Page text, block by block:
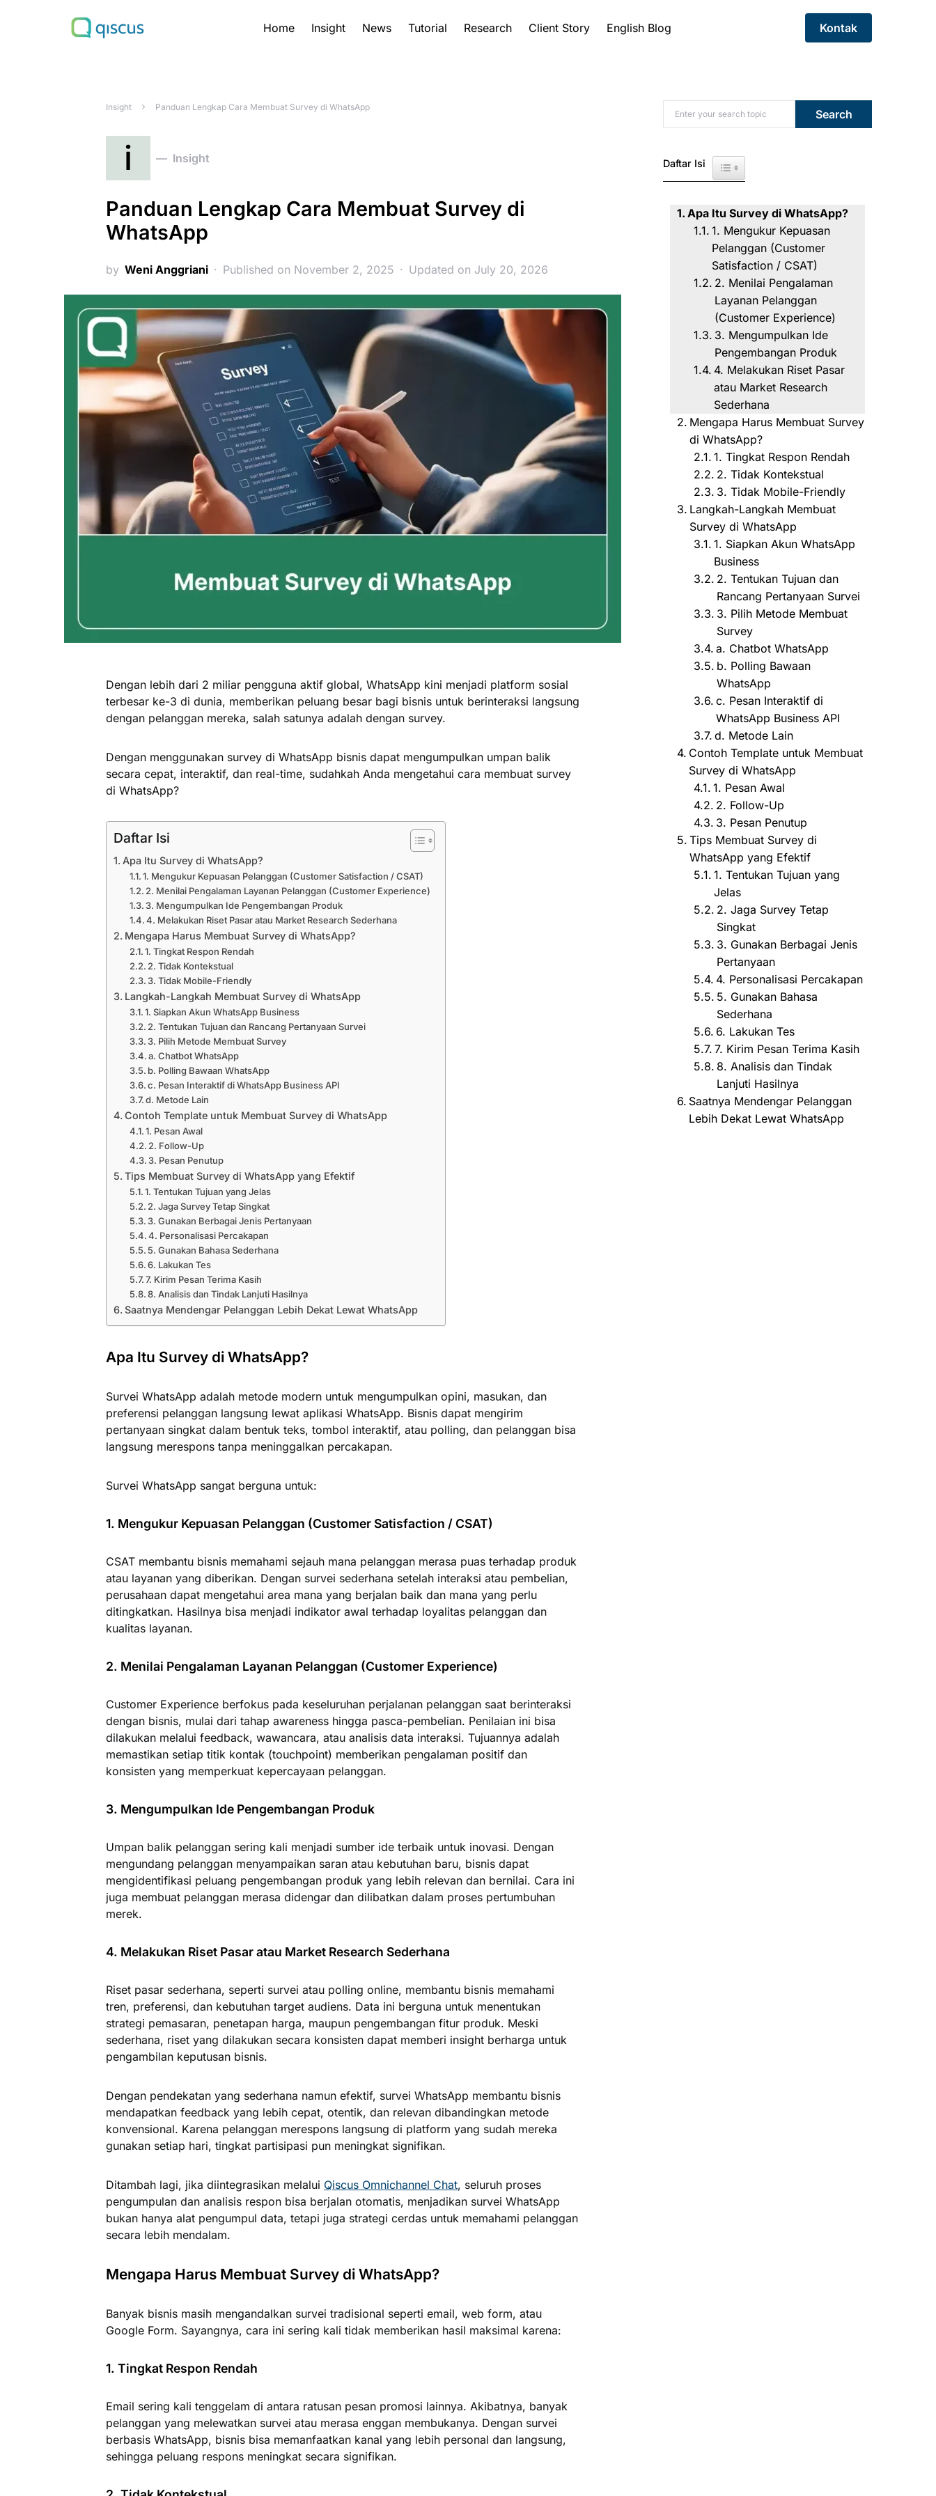
Home Insight News Tutorial Research Client Story English Blog
Kontak
Search for:
Insight Panduan Lengkap Cara Membuat Survey di WhatsApp
i Insight
Panduan Lengkap Cara Membuat Survey di
WhatsApp
by Weni Anggriani Published on November 2, 2025 Updated on July 20, 2026
Dengan lebih dari 2 miliar pengguna aktif global, WhatsApp kini menjadi platform sosial
terbesar ke-3 di dunia, memberikan peluang besar bagi bisnis untuk berinteraksi langsung
dengan pelanggan mereka, salah satunya adalah dengan survey.
Dengan menggunakan survey di WhatsApp bisnis dapat mengumpulkan umpan balik
secara cepat, interaktif, dan real-time, sudahkah Anda mengetahui cara membuat survey
di WhatsApp?
Daftar Isi
Apa Itu Survey di WhatsApp?
1. Mengukur Kepuasan Pelanggan (Customer Satisfaction / CSAT)
2. Menilai Pengalaman Layanan Pelanggan (Customer Experience)
3. Mengumpulkan Ide Pengembangan Produk
4. Melakukan Riset Pasar atau Market Research Sederhana
Mengapa Harus Membuat Survey di WhatsApp?
1. Tingkat Respon Rendah
2. Tidak Kontekstual
3. Tidak Mobile-Friendly
Langkah-Langkah Membuat Survey di WhatsApp
1. Siapkan Akun WhatsApp Business
2. Tentukan Tujuan dan Rancang Pertanyaan Survei
3. Pilih Metode Membuat Survey
a. Chatbot WhatsApp
b. Polling Bawaan WhatsApp
c. Pesan Interaktif di WhatsApp Business API
d. Metode Lain
Contoh Template untuk Membuat Survey di WhatsApp
1. Pesan Awal
2. Follow-Up
3. Pesan Penutup
Tips Membuat Survey di WhatsApp yang Efektif
1. Tentukan Tujuan yang Jelas
2. Jaga Survey Tetap Singkat
3. Gunakan Berbagai Jenis Pertanyaan
4. Personalisasi Percakapan
5. Gunakan Bahasa Sederhana
6. Lakukan Tes
7. Kirim Pesan Terima Kasih
8. Analisis dan Tindak Lanjuti Hasilnya
Saatnya Mendengar Pelanggan Lebih Dekat Lewat WhatsApp
Apa Itu Survey di WhatsApp?
Survei WhatsApp adalah metode modern untuk mengumpulkan opini, masukan, dan
preferensi pelanggan langsung lewat aplikasi WhatsApp. Bisnis dapat mengirim
pertanyaan singkat dalam bentuk teks, tombol interaktif, atau polling, dan pelanggan bisa
langsung merespons tanpa meninggalkan percakapan.
Survei WhatsApp sangat berguna untuk:
1. Mengukur Kepuasan Pelanggan (Customer Satisfaction / CSAT)
CSAT membantu bisnis memahami sejauh mana pelanggan merasa puas terhadap produk
atau layanan yang diberikan. Dengan survei sederhana setelah interaksi atau pembelian,
perusahaan dapat mengetahui area mana yang berjalan baik dan mana yang perlu
ditingkatkan. Hasilnya bisa menjadi indikator awal terhadap loyalitas pelanggan dan
kualitas layanan.
2. Menilai Pengalaman Layanan Pelanggan (Customer Experience)
Customer Experience berfokus pada keseluruhan perjalanan pelanggan saat berinteraksi
dengan bisnis, mulai dari tahap awareness hingga pasca-pembelian. Penilaian ini bisa
dilakukan melalui feedback, wawancara, atau analisis data interaksi. Tujuannya adalah
memastikan setiap titik kontak (touchpoint) memberikan pengalaman positif dan
konsisten yang memperkuat kepercayaan pelanggan.
3. Mengumpulkan Ide Pengembangan Produk
Umpan balik pelanggan sering kali menjadi sumber ide terbaik untuk inovasi. Dengan
mengundang pelanggan menyampaikan saran atau kebutuhan baru, bisnis dapat
mengidentifikasi peluang pengembangan produk yang lebih relevan dan bernilai. Cara ini
juga membuat pelanggan merasa didengar dan dilibatkan dalam proses pertumbuhan
merek.
4. Melakukan Riset Pasar atau Market Research Sederhana
Riset pasar sederhana, seperti survei atau polling online, membantu bisnis memahami
tren, preferensi, dan kebutuhan target audiens. Data ini berguna untuk menentukan
strategi pemasaran, penetapan harga, maupun pengembangan fitur produk. Meski
sederhana, riset yang dilakukan secara konsisten dapat memberi insight berharga untuk
pengambilan keputusan bisnis.
Dengan pendekatan yang sederhana namun efektif, survei WhatsApp membantu bisnis
mendapatkan feedback yang lebih cepat, otentik, dan relevan dibandingkan metode
konvensional. Karena pelanggan merespons langsung di platform yang sudah mereka
gunakan setiap hari, tingkat partisipasi pun meningkat signifikan.
Ditambah lagi, jika diintegrasikan melalui Qiscus Omnichannel Chat, seluruh proses
pengumpulan dan analisis respon bisa berjalan otomatis, menjadikan survei WhatsApp
bukan hanya alat pengumpul data, tetapi juga strategi cerdas untuk memahami pelanggan
secara lebih mendalam.
Mengapa Harus Membuat Survey di WhatsApp?
Banyak bisnis masih mengandalkan survei tradisional seperti email, web form, atau
Google Form. Sayangnya, cara ini sering kali tidak memberikan hasil maksimal karena:
1. Tingkat Respon Rendah
Email sering kali tenggelam di antara ratusan pesan promosi lainnya. Akibatnya, banyak
pelanggan yang melewatkan survei atau merasa enggan membukanya. Dengan survei
berbasis WhatsApp, bisnis bisa memanfaatkan kanal yang lebih personal dan langsung,
sehingga peluang respons meningkat secara signifikan.
Search for: Search
Daftar Isi Toggle Table of Content
Apa Itu Survey di WhatsApp?
1. Mengukur Kepuasan
Pelanggan (Customer
Satisfaction / CSAT)
2. Menilai Pengalaman
Layanan Pelanggan
(Customer Experience)
3. Mengumpulkan Ide
Pengembangan Produk
4. Melakukan Riset Pasar
atau Market Research
Sederhana
Mengapa Harus Membuat Survey
di WhatsApp?
1. Tingkat Respon Rendah
2. Tidak Kontekstual
3. Tidak Mobile-Friendly
Langkah-Langkah Membuat
Survey di WhatsApp
1. Siapkan Akun WhatsApp
Business
2. Tentukan Tujuan dan
Rancang Pertanyaan Survei
3. Pilih Metode Membuat
Survey
a. Chatbot WhatsApp
b. Polling Bawaan
WhatsApp
c. Pesan Interaktif di
WhatsApp Business API
d. Metode Lain
Contoh Template untuk Membuat
Survey di WhatsApp
1. Pesan Awal
2. Follow-Up
3. Pesan Penutup
Tips Membuat Survey di
WhatsApp yang Efektif
1. Tentukan Tujuan yang
Jelas
2. Jaga Survey Tetap
Singkat
3. Gunakan Berbagai Jenis
Pertanyaan
4. Personalisasi Percakapan
5. Gunakan Bahasa
Sederhana
6. Lakukan Tes
7. Kirim Pesan Terima Kasih
8. Analisis dan Tindak
Lanjuti Hasilnya
Saatnya Mendengar Pelanggan
Lebih Dekat Lewat WhatsApp